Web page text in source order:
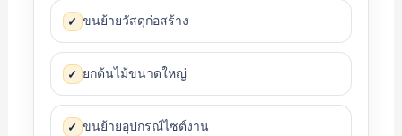
✓ ขนย้ายวัสดุก่อสร้าง
✓ ยกต้นไม้ขนาดใหญ่
✓ ขนย้ายอุปกรณ์ไซต์งาน